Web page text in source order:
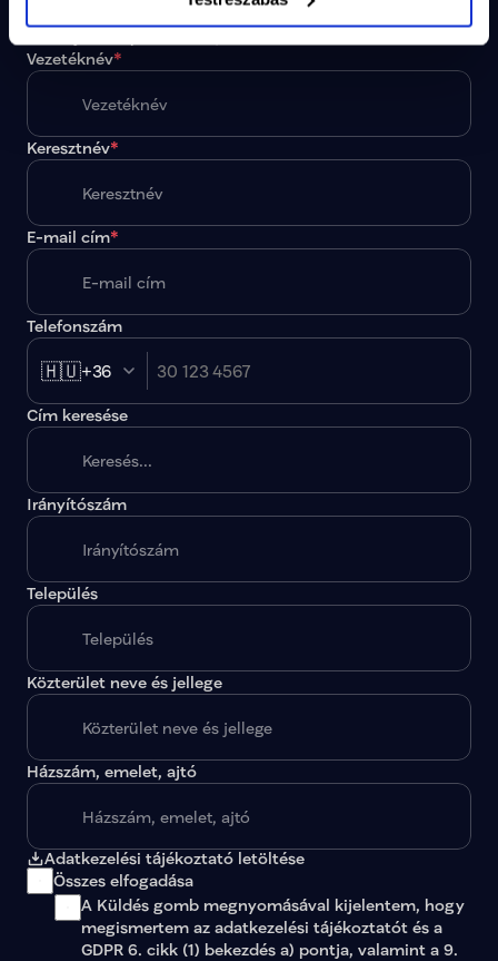
Vezetéknév*
Keresztnév*
E-mail cím*
Telefonszám
🇭🇺+36
Cím keresése
Irányítószám
Település
Közterület neve és jellege
Házszám, emelet, ajtó
Adatkezelési tájékoztató letöltése
Összes elfogadása
A Küldés gomb megnyomásával kijelentem, hogy
megismertem az adatkezelési tájékoztatót és a
GDPR 6. cikk (1) bekezdés a) pontja, valamint a 9.